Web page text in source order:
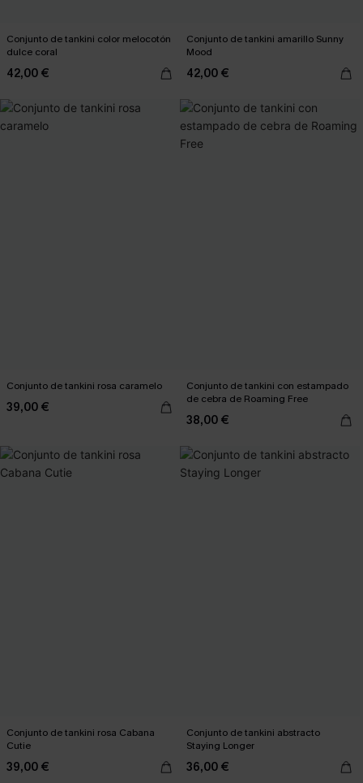
Conjunto de tankini color melocotón
dulce coral
42,00 €
Conjunto de tankini amarillo Sunny
Mood
42,00 €
Conjunto de tankini rosa caramelo
39,00 €
Conjunto de tankini con estampado
de cebra de Roaming Free
38,00 €
Conjunto de tankini rosa Cabana
Cutie
39,00 €
Conjunto de tankini abstracto
Staying Longer
36,00 €